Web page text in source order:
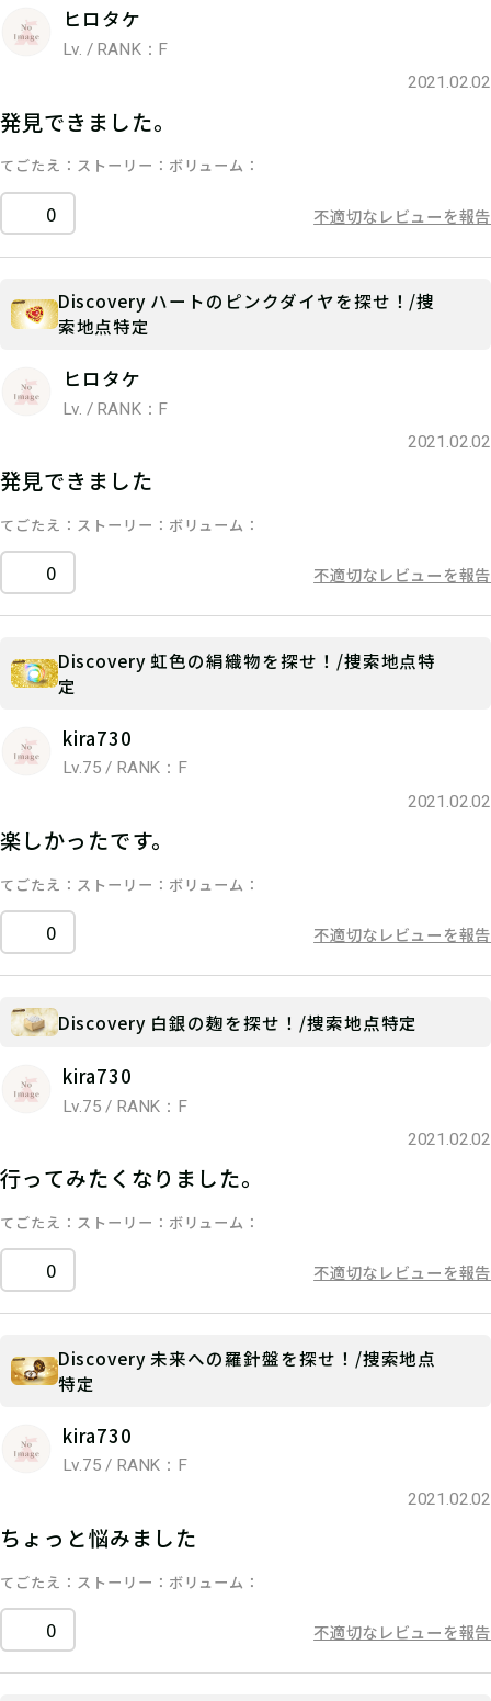
ヒロタケ
Lv. / RANK：F
2021.02.02
発見できました。
てごたえ ストーリー ボリューム
0 不適切なレビューを報告
Discovery ハートのピンクダイヤを探せ！/捜
索地点特定
ヒロタケ
Lv. / RANK：F
2021.02.02
発見できました
てごたえ ストーリー ボリューム
0 不適切なレビューを報告
Discovery 虹色の絹織物を探せ！/捜索地点特
定
kira730
Lv.75 / RANK：F
2021.02.02
楽しかったです。
てごたえ ストーリー ボリューム
0 不適切なレビューを報告
Discovery 白銀の麹を探せ！/捜索地点特定
kira730
Lv.75 / RANK：F
2021.02.02
行ってみたくなりました。
てごたえ ストーリー ボリューム
0 不適切なレビューを報告
Discovery 未来への羅針盤を探せ！/捜索地点
特定
kira730
Lv.75 / RANK：F
2021.02.02
ちょっと悩みました
てごたえ ストーリー ボリューム
0 不適切なレビューを報告